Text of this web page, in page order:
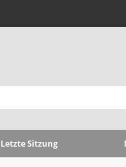
Letzte Sitzung